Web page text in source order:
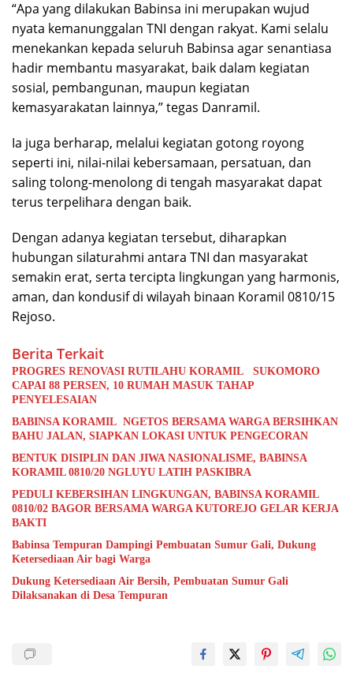
“Apa yang dilakukan Babinsa ini merupakan wujud
nyata kemanunggalan TNI dengan rakyat. Kami selalu
menekankan kepada seluruh Babinsa agar senantiasa
hadir membantu masyarakat, baik dalam kegiatan
sosial, pembangunan, maupun kegiatan
kemasyarakatan lainnya,” tegas Danramil.
Ia juga berharap, melalui kegiatan gotong royong
seperti ini, nilai-nilai kebersamaan, persatuan, dan
saling tolong-menolong di tengah masyarakat dapat
terus terpelihara dengan baik.
Dengan adanya kegiatan tersebut, diharapkan
hubungan silaturahmi antara TNI dan masyarakat
semakin erat, serta tercipta lingkungan yang harmonis,
aman, dan kondusif di wilayah binaan Koramil 0810/15
Rejoso.
Berita Terkait
PROGRES RENOVASI RUTILAHU KORAMIL SUKOMORO
CAPAI 88 PERSEN, 10 RUMAH MASUK TAHAP
PENYELESAIAN
BABINSA KORAMIL NGETOS BERSAMA WARGA BERSIHKAN
BAHU JALAN, SIAPKAN LOKASI UNTUK PENGECORAN
BENTUK DISIPLIN DAN JIWA NASIONALISME, BABINSA
KORAMIL 0810/20 NGLUYU LATIH PASKIBRA
PEDULI KEBERSIHAN LINGKUNGAN, BABINSA KORAMIL
0810/02 BAGOR BERSAMA WARGA KUTOREJO GELAR KERJA
BAKTI
Babinsa Tempuran Dampingi Pembuatan Sumur Gali, Dukung
Ketersediaan Air bagi Warga
Dukung Ketersediaan Air Bersih, Pembuatan Sumur Gali
Dilaksanakan di Desa Tempuran